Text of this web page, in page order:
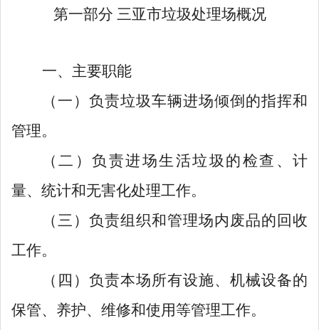
第一部分 三亚市垃圾处理场概况
一、主要职能
（一）负责垃圾车辆进场倾倒的指挥和
管理。
（二）负责进场生活垃圾的检查、计
量、统计和无害化处理工作。
（三）负责组织和管理场内废品的回收
工作。
（四）负责本场所有设施、机械设备的
保管、养护、维修和使用等管理工作。